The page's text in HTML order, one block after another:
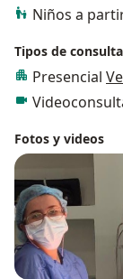
Niños a
Tipos de consulta
Presencial
Fotos y videos